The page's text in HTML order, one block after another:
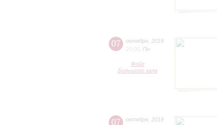
07 октября 2019
20:00 Пн
Фойе
Большого зала
07 октября 2019